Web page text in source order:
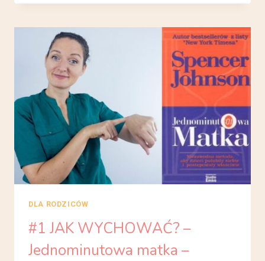
WYCHOWAĆ?
FACETA
–
DOROTA
SUMIŃSKA,
A.
KRZYWICKA
DLA RODZICÓW
#1 JAK WYCHOWAĆ? –
Jednominutowa matka –